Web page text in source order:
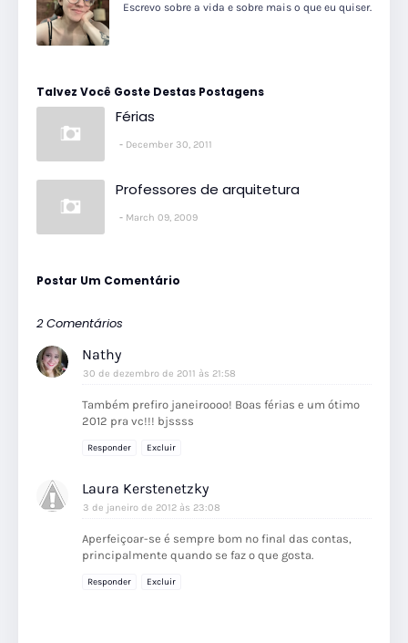
Escrevo sobre a vida e sobre mais o que eu quiser.
Talvez Você Goste Destas Postagens
Férias
December 30, 2011
Professores de arquitetura
March 09, 2009
Postar Um Comentário
2 Comentários
Nathy
30 de dezembro de 2011 às 21:58
Também prefiro janeiroooo! Boas férias e um ótimo
2012 pra vc!!! bjssss
Responder Excluir
Laura Kerstenetzky
3 de janeiro de 2012 às 23:08
Aperfeiçoar-se é sempre bom no final das contas,
principalmente quando se faz o que gosta.
Responder Excluir